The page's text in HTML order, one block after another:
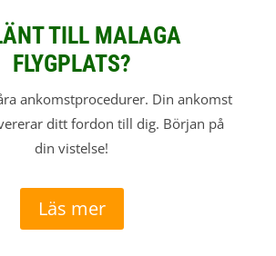
TILL MALAGA
FLYGPLATS?
ankomstprocedurer. Din ankomst
ditt fordon till dig. Början på
din vistelse!
Läs mer